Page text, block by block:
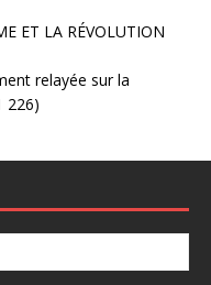
ET LA RÉVOLUTION
relayée sur la
226)